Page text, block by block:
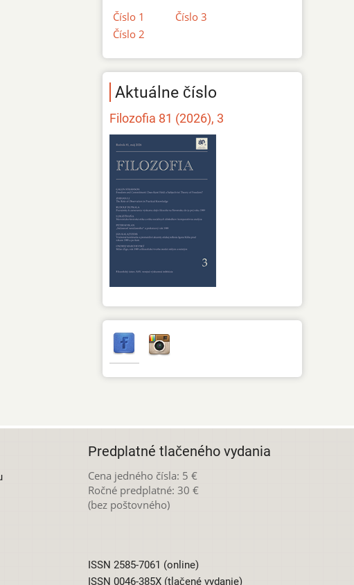
Číslo 1
Číslo 2
Číslo 3
Aktuálne číslo
Filozofia 81 (2026), 3
Predplatné tlačeného vydania
Cena jedného čísla: 5 €
Ročné predplatné: 30 €
(bez poštovného)
ISSN 2585-7061 (online)
ISSN 0046-385X (tlačené vydanie)